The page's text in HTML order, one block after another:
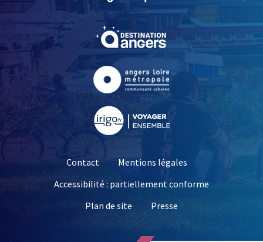
, Ouvre une nouvelle
, Ouvre une nouvelle
Contact
Mentions légales
Accessibilité : partiellement conforme
Plan de site
Presse